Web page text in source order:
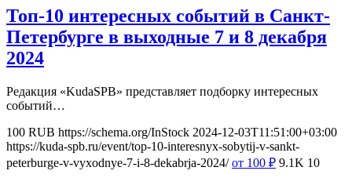
Топ-10 интересных событий в Санкт-
Петербурге в выходные 7 и 8 декабря
2024
Редакция «KudaSPB» представляет подборку интересных
событий…
100 RUB https://schema.org/InStock 2024-12-03T11:51:00+03:00
https://kuda-spb.ru/event/top-10-interesnyx-sobytij-v-sankt-
peterburge-v-vyxodnye-7-i-8-dekabrja-2024/ от 100 ₽ 9.1K 10